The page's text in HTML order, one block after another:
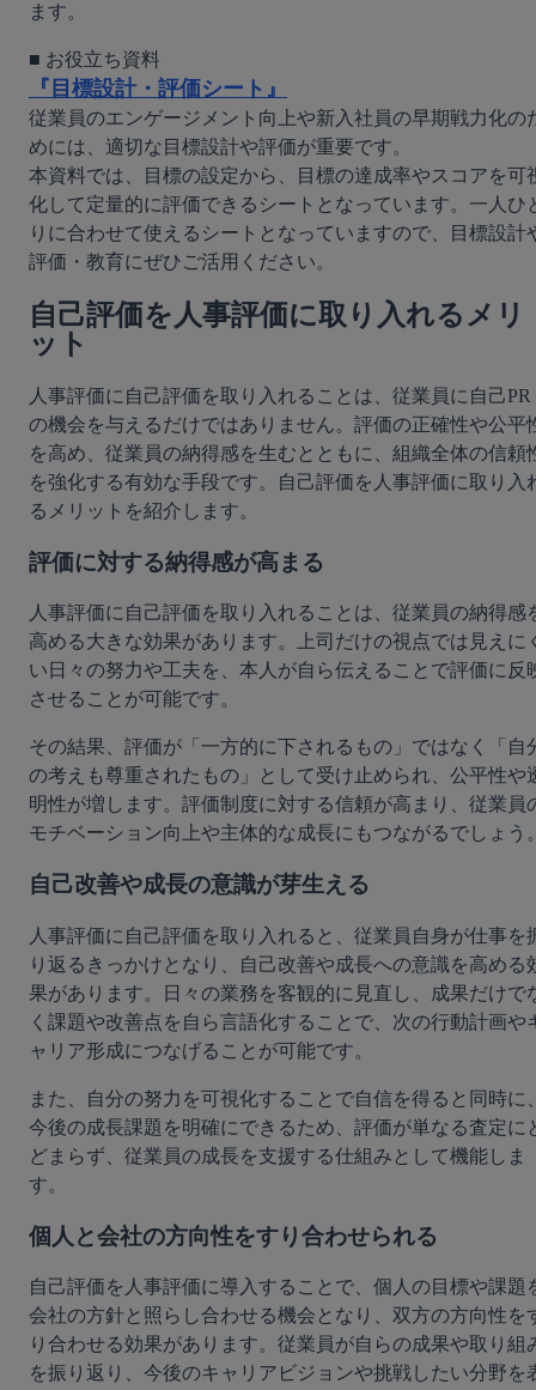
ます。
『目標設計・評価シート』
従業員のエンゲージメント向上や新入社員の早期戦力化の
めには、適切な目標設計や評価が重要です。
本資料では、目標の設定から、目標の達成率やスコアを可
化して定量的に評価できるシートとなっています。一人ひ
りに合わせて使えるシートとなっていますので、目標設計
評価・教育にぜひご活用ください。
自己評価を人事評価に取り入れるメリ
ット
人事評価に自己評価を取り入れることは、従業員に自己PR
の機会を与えるだけではありません。評価の正確性や公平
を高め、従業員の納得感を生むとともに、組織全体の信頼
を強化する有効な手段です。自己評価を人事評価に取り入
るメリットを紹介します。
評価に対する納得感が高まる
人事評価に自己評価を取り入れることは、従業員の納得感
高める大きな効果があります。上司だけの視点では見えに
い日々の努力や工夫を、本人が自ら伝えることで評価に反
させることが可能です。
その結果、評価が「一方的に下されるもの」ではなく「自
の考えも尊重されたもの」として受け止められ、公平性や
明性が増します。評価制度に対する信頼が高まり、従業員
モチベーション向上や主体的な成長にもつながるでしょう
自己改善や成長の意識が芽生える
人事評価に自己評価を取り入れると、従業員自身が仕事を
り返るきっかけとなり、自己改善や成長への意識を高める
果があります。日々の業務を客観的に見直し、成果だけで
く課題や改善点を自ら言語化することで、次の行動計画や
ャリア形成につなげることが可能です。
また、自分の努力を可視化することで自信を得ると同時に
今後の成長課題を明確にできるため、評価が単なる査定に
どまらず、従業員の成長を支援する仕組みとして機能しま
す。
個人と会社の方向性をすり合わせられる
自己評価を人事評価に導入することで、個人の目標や課題
会社の方針と照らし合わせる機会となり、双方の方向性を
り合わせる効果があります。従業員が自らの成果や取り組
を振り返り、今後のキャリアビジョンや挑戦したい分野を